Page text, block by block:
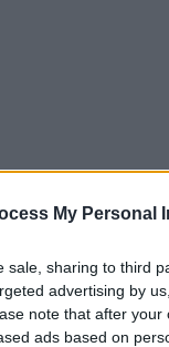
My Personal
sale, sharing to third
advertising by
note that after
ads based on